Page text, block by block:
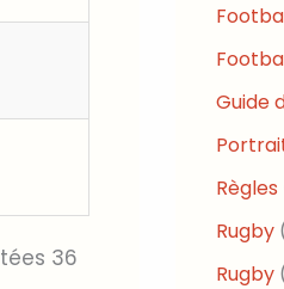
36
Guide
Règles
Rugby
Rugby